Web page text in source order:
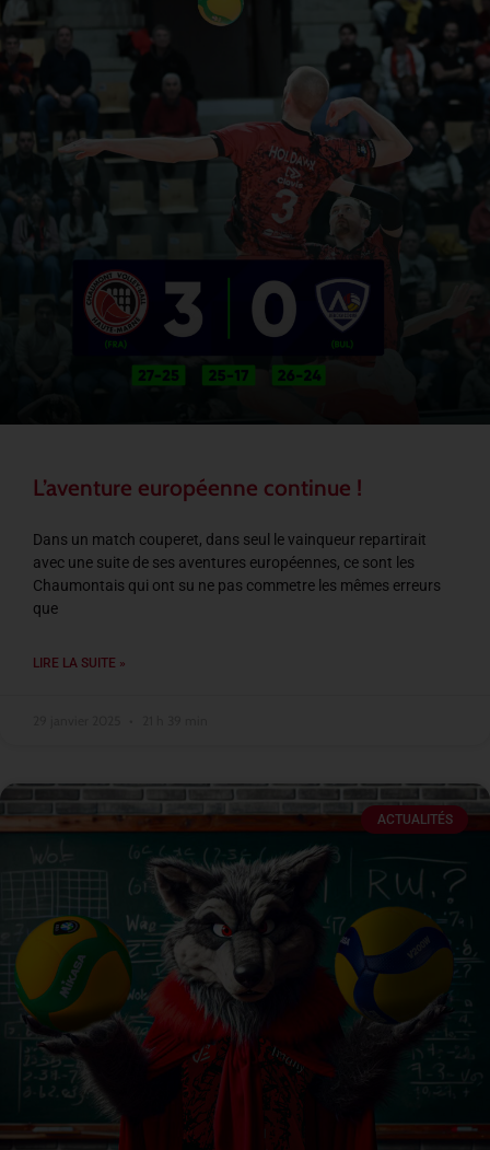
L’aventure européenne continue !
Dans un match couperet, dans seul le vainqueur repartirait
avec une suite de ses aventures européennes, ce sont les
Chaumontais qui ont su ne pas commetre les mêmes erreurs
que
LIRE LA SUITE »
ACTUALITÉS